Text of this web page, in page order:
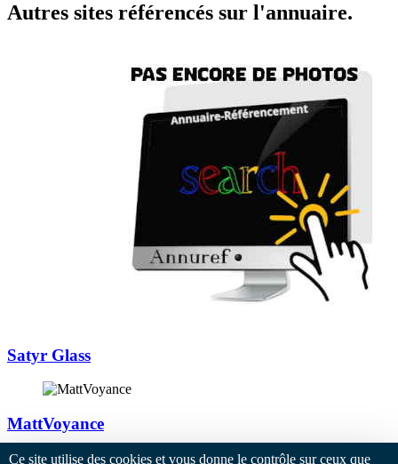
Autres sites référencés sur l'annuaire.
Satyr Glass
MattVoyance
Ce site utilise des cookies et vous donne le contrôle sur ceux que